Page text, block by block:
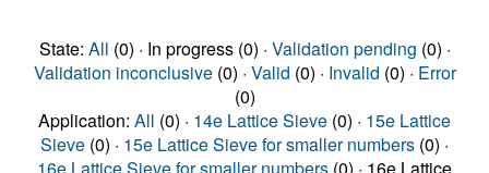
State: All (0) · In progress (0) · Validation pending (0) ·
Validation inconclusive(0) · Valid (0) · Invalid (0) · Error
(0)
Application: All (0) · 14e Lattice Sieve (0) · 15e Lattice
Sieve (0) · 15e Lattice Sieve for smaller numbers (0) ·